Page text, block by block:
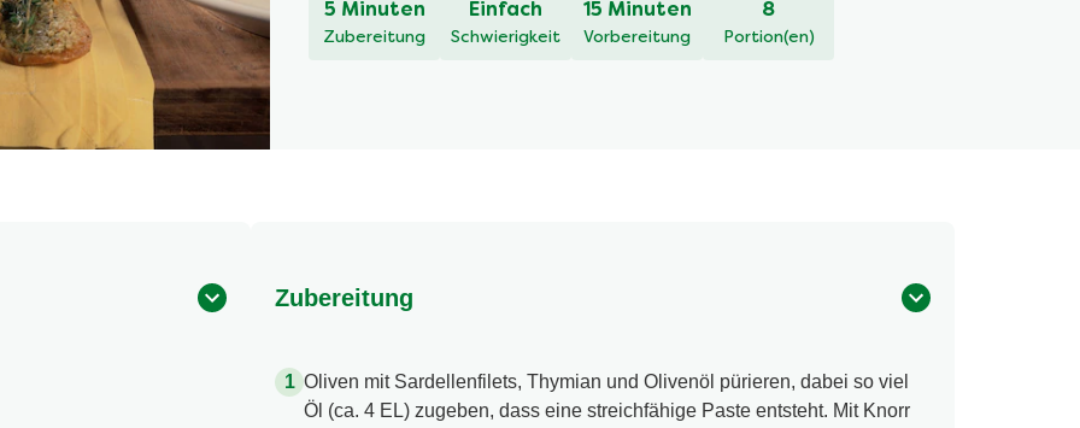
5 Minuten
Zubereitung
Einfach
Schwierigkeit
15 Minuten
Vorbereitung
8
Portion(en)
Zubereitung
Oliven mit Sardellenfilets, Thymian und Olivenöl pürieren, dabei so viel
Öl (ca. 4 EL) zugeben, dass eine streichfähige Paste entsteht. Mit Knorr